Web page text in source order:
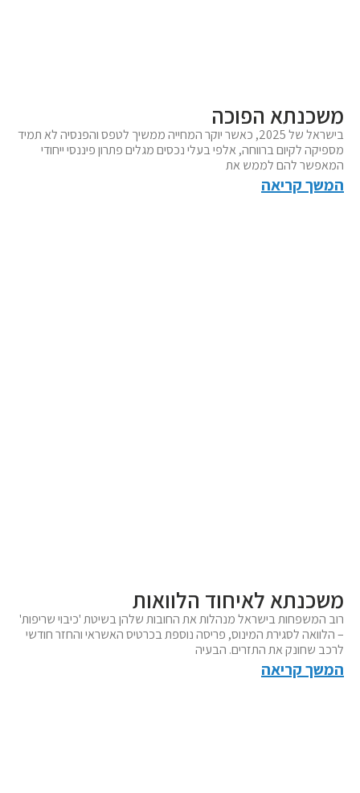
משכנתא הפוכה
בישראל של 2025, כאשר יוקר המחייה ממשיך לטפס והפנסיה לא תמיד
מספיקה לקיום ברווחה, אלפי בעלי נכסים מגלים פתרון פיננסי ייחודי
המאפשר להם לממש את
המשך קריאה
משכנתא לאיחוד הלוואות
רוב המשפחות בישראל מנהלות את החובות שלהן בשיטת 'כיבוי שריפות'
– הלוואה לסגירת המינוס, פריסה נוספת בכרטיס האשראי והחזר חודשי
לרכב שחונק את התזרים. הבעיה
המשך קריאה